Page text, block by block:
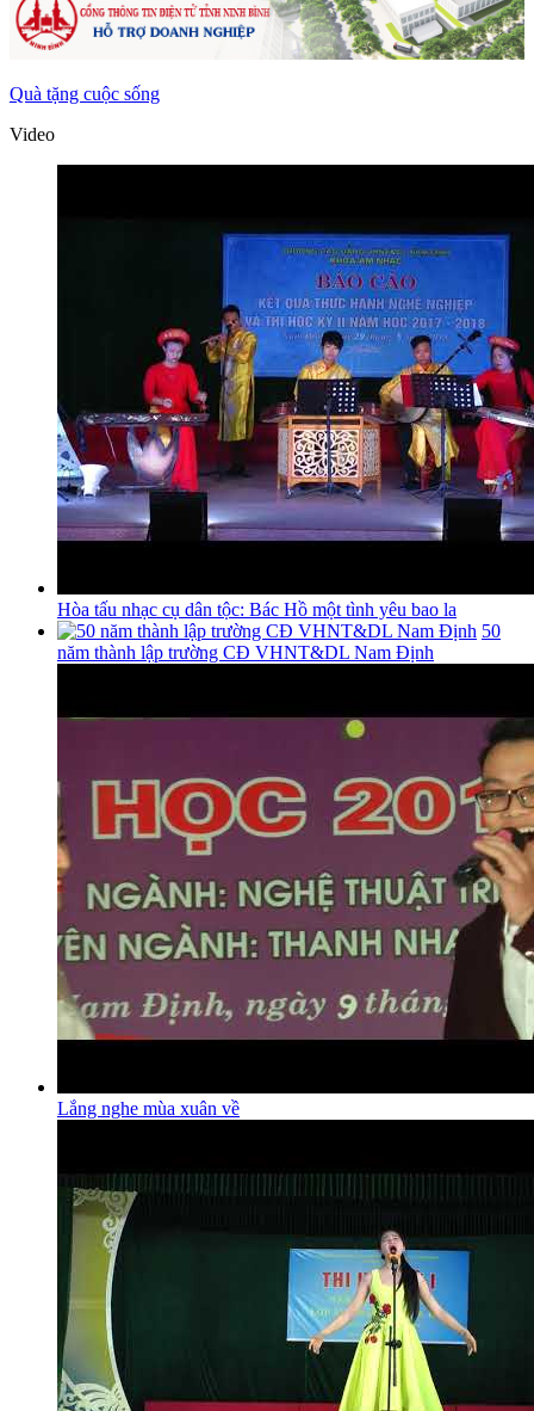
Quà tặng cuộc sống
Video
Hòa tấu nhạc cụ dân tộc: Bác Hồ một tình yêu bao la
50
năm thành lập trường CĐ VHNT&DL Nam Định
Lắng nghe mùa xuân về